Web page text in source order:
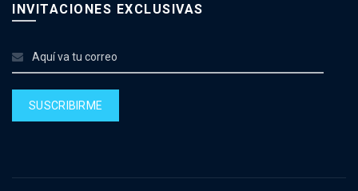
INVITACIONES EXCLUSIVAS